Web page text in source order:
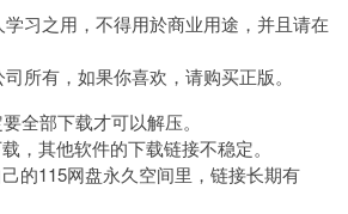
习之用，不得用於商业用途，并且请在
所有，如果你喜欢，请购买正版。
全部下载才可以解压。
，其他软件的下载链接不稳定。
的115网盘永久空间里，链接长期有